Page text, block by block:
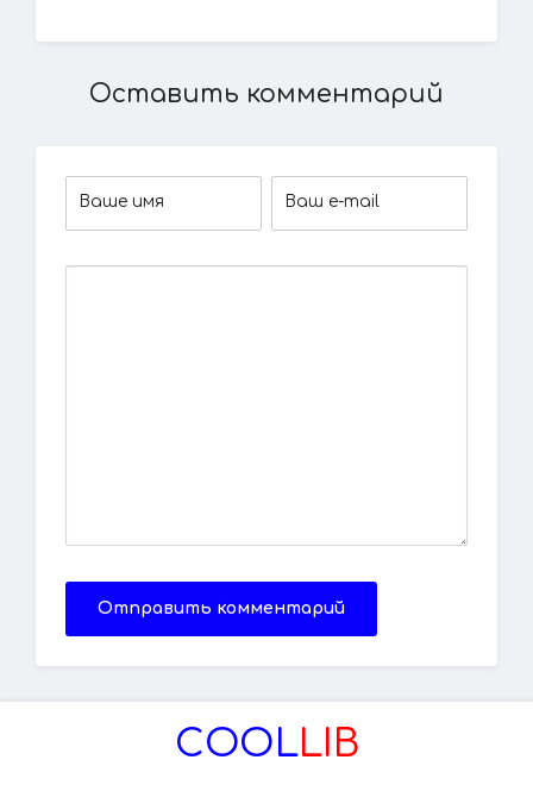
Оставить комментарий
Отправить комментарий
COOLLIB